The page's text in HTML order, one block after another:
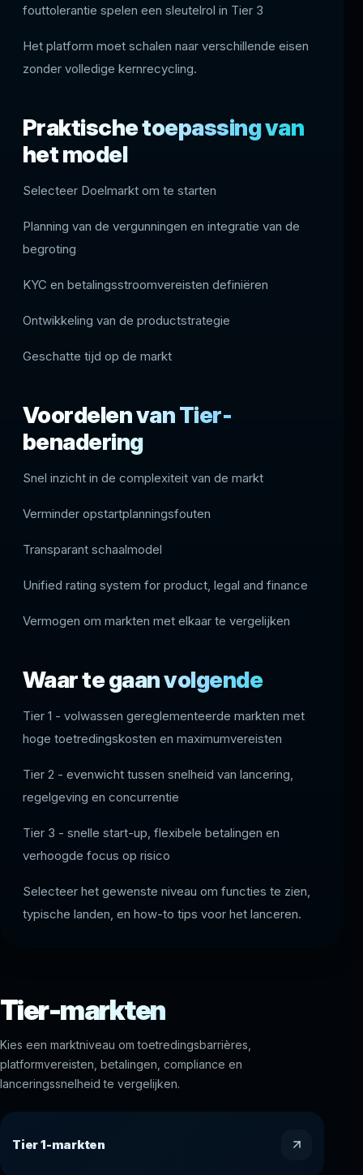
fouttolerantie spelen een sleutelrol in Tier 3
Het platform moet schalen naar verschillende eisen
zonder volledige kernrecycling.
Praktische toepassing van
het model
Selecteer Doelmarkt om te starten
Planning van de vergunningen en integratie van de
begroting
KYC en betalingsstroomvereisten definiëren
Ontwikkeling van de productstrategie
Geschatte tijd op de markt
Voordelen van Tier-
benadering
Snel inzicht in de complexiteit van de markt
Verminder opstartplanningsfouten
Transparant schaalmodel
Unified rating system for product, legal and finance
Vermogen om markten met elkaar te vergelijken
Waar te gaan volgende
Tier 1 - volwassen gereglementeerde markten met
hoge toetredingskosten en maximumvereisten
Tier 2 - evenwicht tussen snelheid van lancering,
regelgeving en concurrentie
Tier 3 - snelle start-up, flexibele betalingen en
verhoogde focus op risico
Selecteer het gewenste niveau om functies te zien,
typische landen, en how-to tips voor het lanceren.
Tier-markten
Kies een marktniveau om toetredingsbarrières,
platformvereisten, betalingen, compliance en
lanceringssnelheid te vergelijken.
Tier 1-markten